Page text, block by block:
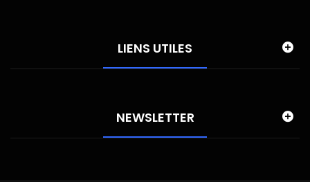
LIENS UTILES
NEWSLETTER